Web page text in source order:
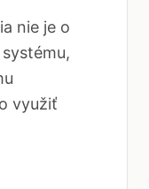
nie je o
využiť